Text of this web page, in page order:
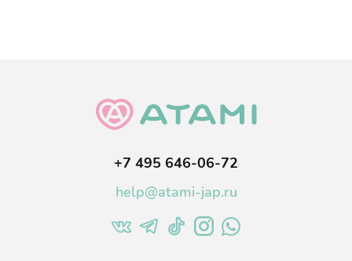
+7 495 646-06-72
help@atami-jap.ru